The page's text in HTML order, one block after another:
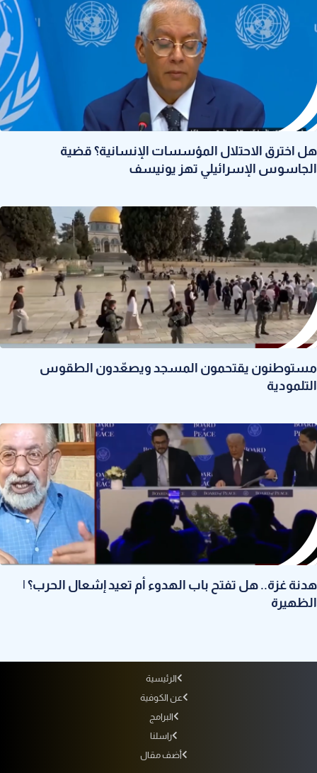
هل اخترق الاحتلال المؤسسات الإنسانية؟ قضية
الجاسوس الإسرائيلي تهز يونيسف
مستوطنون يقتحمون المسجد ويصعّدون الطقوس
التلمودية
هدنة غزة.. هل تفتح باب الهدوء أم تعيد إشعال الحرب؟ |
الظهيرة
الرئيسية
عن الكوفية
البرامج
راسلنا
أضف مقال